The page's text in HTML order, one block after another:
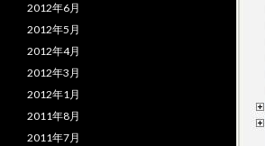
2012年6月
2012年5月
2012年4月
2012年3月
2012年1月
2011年8月
2011年7月